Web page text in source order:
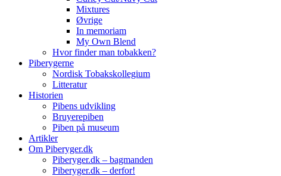
Mixtures
Øvrige
In memoriam
My Own Blend
Hvor finder man tobakken?
Piberygerne
Nordisk Tobakskollegium
Litteratur
Historien
Pibens udvikling
Bruyerepiben
Piben på museum
Artikler
Om Piberyger.dk
Piberyger.dk – bagmanden
Piberyger.dk – derfor!